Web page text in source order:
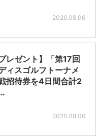
2026.08.06
レゼント】「第17回
ィスゴルフトーナメ
招待券を4日間合計2
2026.08.06